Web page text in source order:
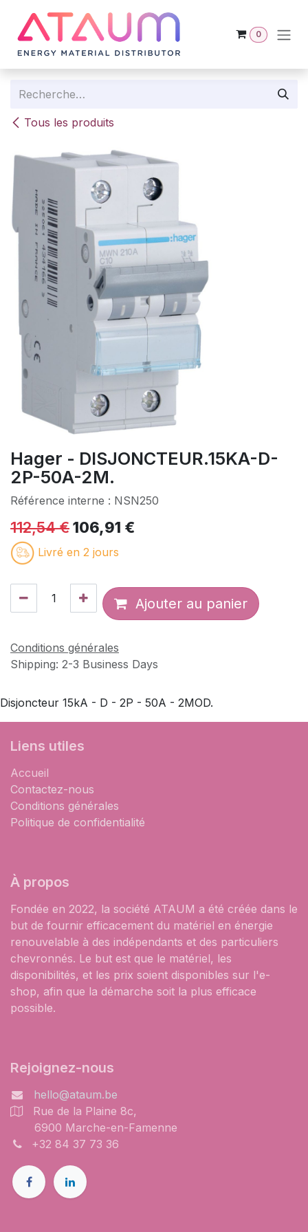
0
Tous les produits
Hager - DISJONCTEUR.15KA-D-
2P-50A-2M.
Référence interne : NSN250
112,54€106,91 €
Livré en 2 jours
Ajouter au panier
Conditions générales
Shipping: 2-3 Business Days
Disjoncteur 15kA - D - 2P - 50A - 2MOD.
Liens utiles
Accueil
Contactez-nous
Conditions générales
Politique de confidentialité
À propos
Fondée en 2022, la société ATAUM a été créée dans le
but de fournir efficacement du matériel en énergie
renouvelable à des indépendants et des particuliers
chevronnés. Le but est que le matériel, les
disponibilités, et les prix soient disponibles sur l'e-
shop, afin que la démarche soit la plus efficace
possible.
Rejoignez-nous
hello@ataum.be
Rue de la Plaine 8c,
6900 Marche-en-Famenne
+32 84 37 73 36